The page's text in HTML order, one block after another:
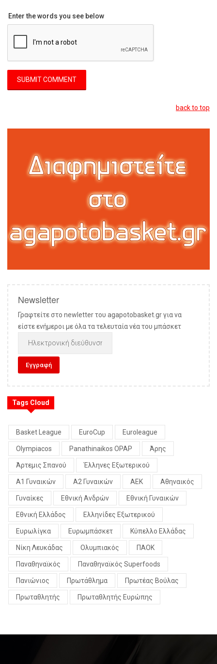
Enter the words you see below
back to top
Newsletter
Γραφτείτε στο newletter του agapotobasket.gr για να
είστε ενήμεροι με όλα τα τελευταία νέα του μπάσκετ
Tags Cloud
Basket League EuroCup Euroleague
Olympiacos Panathinaikos OPAP Άρης
Άρτεμις Σπανού Έλληνες Εξωτερικού
Α1 Γυναικών Α2 Γυναικών ΑΕΚ Αθηναικός
Γυναίκες Εθνική Ανδρών Εθνική Γυναικών
Εθνική Ελλάδος Ελληνίδες Εξωτερικού
Ευρωλίγκα Ευρωμπάσκετ Κύπελλο Ελλάδας
Νίκη Λευκάδας Ολυμπιακός ΠΑΟΚ
Παναθηναϊκός Παναθηναϊκός Superfoods
Πανιώνιος Πρωτάθλημα Πρωτέας Βούλας
Πρωταθλητής Πρωταθλητής Ευρώπης